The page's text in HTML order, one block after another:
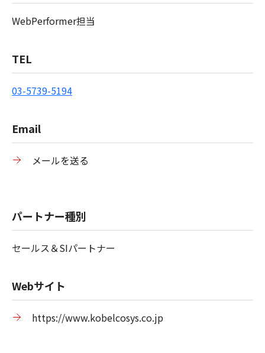
WebPerformer担当
TEL
03-5739-5194
Email
メールを送る
パートナー種別
セールス＆SIパートナー
Webサイト
https://www.kobelcosys.co.jp